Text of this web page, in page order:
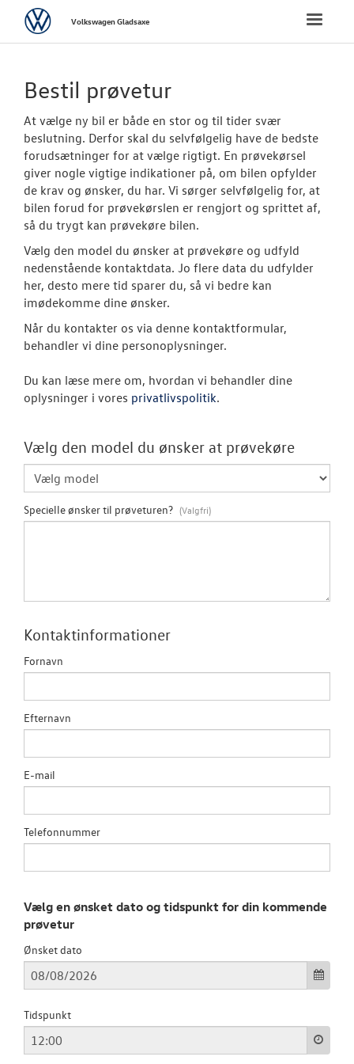
Bestil
Book en
Byg din
Privatleasing
ID.3 Neo
T-Roc
California
ID. Polo
NYE VAREBILER
SKADECENTER
RESERVEDELE
Toggle
VolkswagenVolkswagen Gladsaxe
Bestil prøvetur
At vælge ny bil er både en stor og til tider svær
beslutning. Derfor skal du selvfølgelig have de bedste
forudsætninger for at vælge rigtigt. En prøvekørsel
giver nogle vigtige indikationer på, om bilen opfylder
de krav og ønsker, du har. Vi sørger selvfølgelig for, at
bilen forud for prøvekørslen er rengjort og sprittet af,
så du trygt kan prøvekøre bilen.
Vælg den model du ønsker at prøvekøre og udfyld
nedenstående kontaktdata. Jo flere data du udfylder
her, desto mere tid sparer du, så vi bedre kan
imødekomme dine ønsker.
Når du kontakter os via denne kontaktformular,
behandler vi dine personoplysninger.
Du kan læse mere om, hvordan vi behandler dine
oplysninger i vores privatlivspolitik.
Vælg den model du ønsker at prøvekøre
Specielle ønsker til prøveturen?
Kontaktinformationer
Fornavn
Efternavn
E-mail
Telefonnummer
Vælg en ønsket dato og tidspunkt for din kommende
prøvetur
Ønsket dato
Tidspunkt